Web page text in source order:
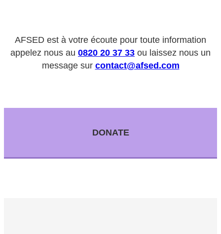
AFSED est à votre écoute pour toute information
appelez nous au 0820 20 37 33 ou laissez nous un
message sur contact@afsed.com
DONATE